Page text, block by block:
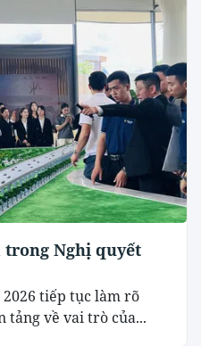
Nghị quyết
tiếp tục làm rõ
tảng về vai trò của...